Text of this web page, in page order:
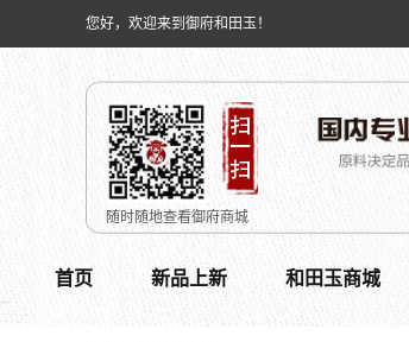
您好，欢迎来到御府和田玉！
随时随地查看御府商城
首页 新品上新 和田玉商城